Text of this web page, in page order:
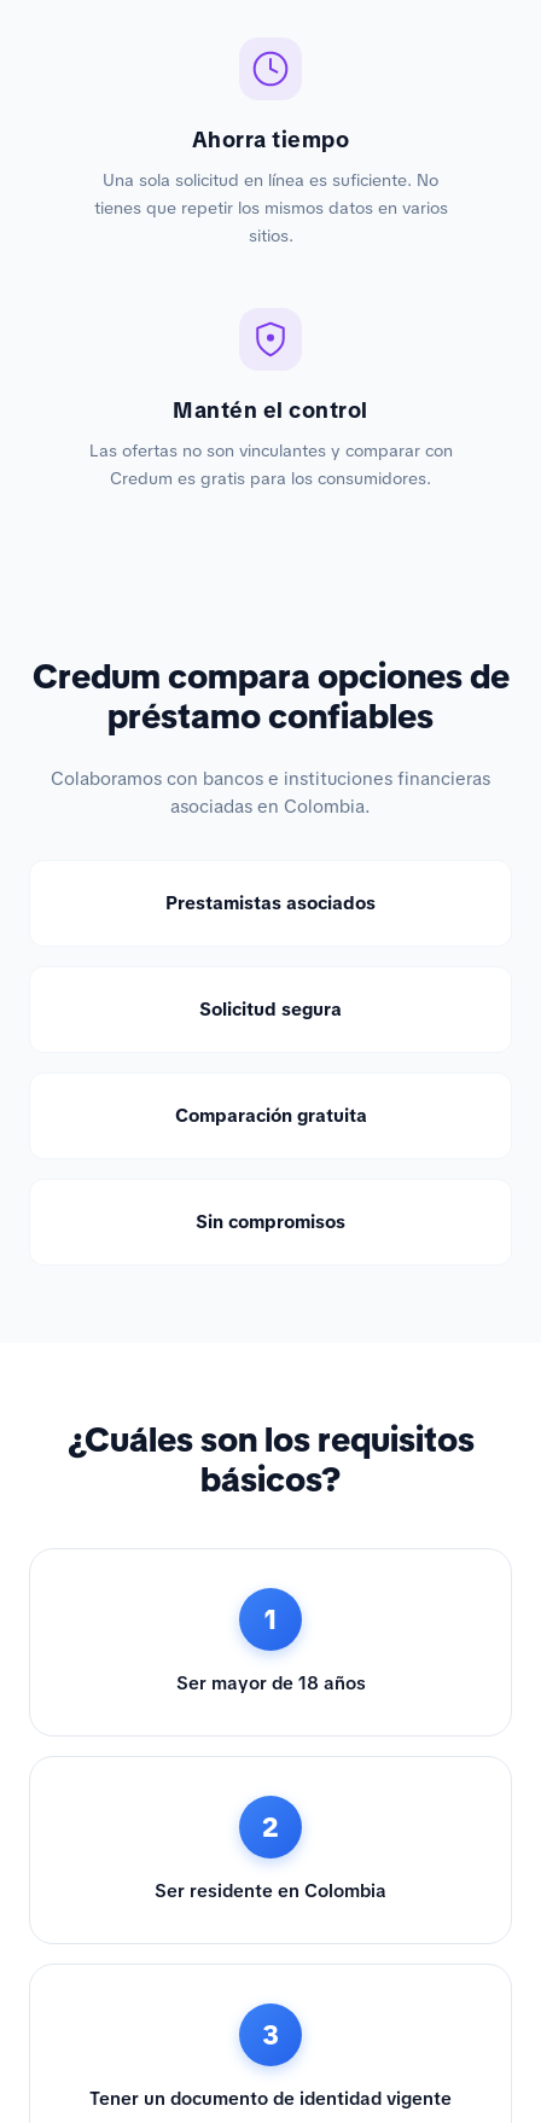
Ahorra tiempo
Una sola solicitud en línea es suficiente. No
tienes que repetir los mismos datos en varios
sitios.
Mantén el control
Las ofertas no son vinculantes y comparar con
Credum es gratis para los consumidores.
Credum compara opciones de
préstamo confiables
Colaboramos con bancos e instituciones financieras
asociadas en Colombia.
Prestamistas asociados
Solicitud segura
Comparación gratuita
Sin compromisos
¿Cuáles son los requisitos
básicos?
1
Ser mayor de 18 años
2
Ser residente en Colombia
3
Tener un documento de identidad vigente